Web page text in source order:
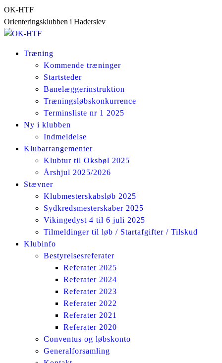
Skip
to
content
OK-HTF
Orienteringsklubben i Haderslev
Træning
Kommende træninger
Startsteder
Banelæggerinstruktion
Træningsløbskonkurrence
Terminsliste nr 1 2025
Ny i klubben
Indmeldelse
Klubarrangementer
Klubtur til Oksbøl 2025
Årshjul 2025/2026
Stævner
Klubmesterskabsløb 2025
Sydkredsmesterskaber 2025
Vikingedyst 4 til 6 juli 2025
Tilmeldinger til løb / Startafgifter / Tilskud
Klubinfo
Bestyrelsesreferater
Referater 2025
Referater 2024
Referater 2023
Referater 2022
Referater 2021
Referater 2020
Conventus og løbskonto
Generalforsamling